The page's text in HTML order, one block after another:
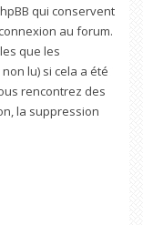
qui conservent
au forum.
que les
lu) si cela a été
rencontrez des
la suppression